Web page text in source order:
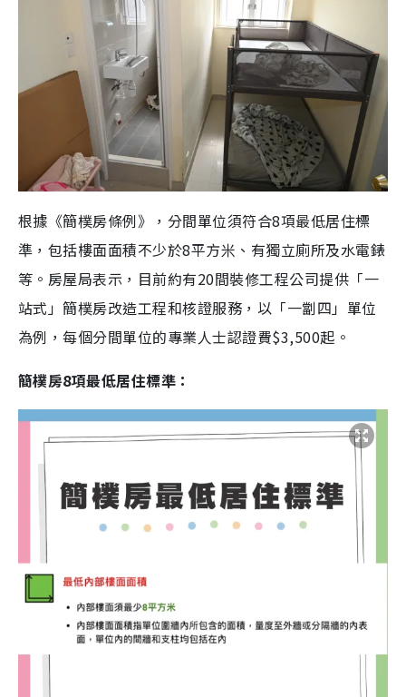
根據《簡樸房條例》，分間單位須符合8項最低居住標
準，包括樓面面積不少於8平方米、有獨立廁所及水電錶
等。房屋局表示，目前約有20間裝修工程公司提供「一
站式」簡樸房改造工程和核證服務，以「一劏四」單位
為例，每個分間單位的專業人士認證費$3,500起。
簡樸房8項最低居住標準：